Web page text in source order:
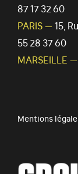
87 17 32 60
PARIS — 15,
55 28 37 60
MARSEILLE —
Mentions